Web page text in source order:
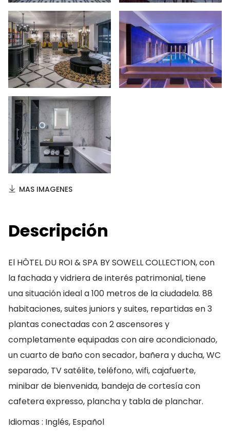
MAS IMAGENES
Descripción
El HÔTEL DU ROI & SPA BY SOWELL COLLECTION, con
la fachada y vidriera de interés patrimonial, tiene
una situación ideal a 100 metros de la ciudadela. 88
habitaciones, suites juniors y suites, repartidas en 3
plantas conectadas con 2 ascensores y
completamente equipadas con aire acondicionado,
un cuarto de baño con secador, bañera y ducha, WC
separado, TV satélite, teléfono, wifi, cajafuerte,
minibar de bienvenida, bandeja de cortesía con
cafetera expresso, plancha y tabla de planchar.
Idiomas : Inglés, Español